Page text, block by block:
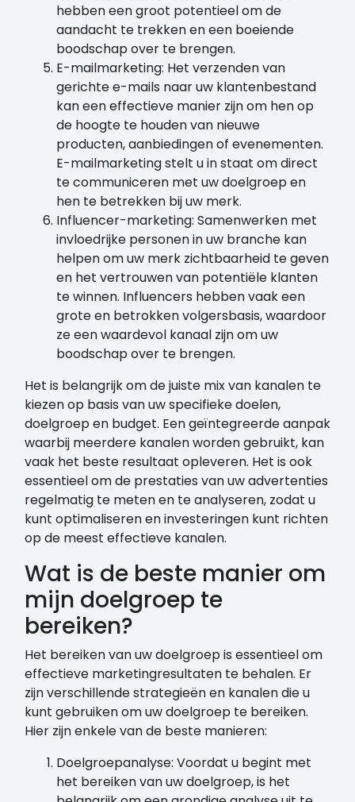
hebben een groot potentieel om de
aandacht te trekken en een boeiende
boodschap over te brengen.
E-mailmarketing: Het verzenden van
gerichte e-mails naar uw klantenbestand
kan een effectieve manier zijn om hen op
de hoogte te houden van nieuwe
producten, aanbiedingen of evenementen.
E-mailmarketing stelt u in staat om direct
te communiceren met uw doelgroep en
hen te betrekken bij uw merk.
Influencer-marketing: Samenwerken met
invloedrijke personen in uw branche kan
helpen om uw merk zichtbaarheid te geven
en het vertrouwen van potentiële klanten
te winnen. Influencers hebben vaak een
grote en betrokken volgersbasis, waardoor
ze een waardevol kanaal zijn om uw
boodschap over te brengen.
Het is belangrijk om de juiste mix van kanalen te
kiezen op basis van uw specifieke doelen,
doelgroep en budget. Een geïntegreerde aanpak
waarbij meerdere kanalen worden gebruikt, kan
vaak het beste resultaat opleveren. Het is ook
essentieel om de prestaties van uw advertenties
regelmatig te meten en te analyseren, zodat u
kunt optimaliseren en investeringen kunt richten
op de meest effectieve kanalen.
Wat is de beste manier om
mijn doelgroep te
bereiken?
Het bereiken van uw doelgroep is essentieel om
effectieve marketingresultaten te behalen. Er
zijn verschillende strategieën en kanalen die u
kunt gebruiken om uw doelgroep te bereiken.
Hier zijn enkele van de beste manieren:
Doelgroepanalyse: Voordat u begint met
het bereiken van uw doelgroep, is het